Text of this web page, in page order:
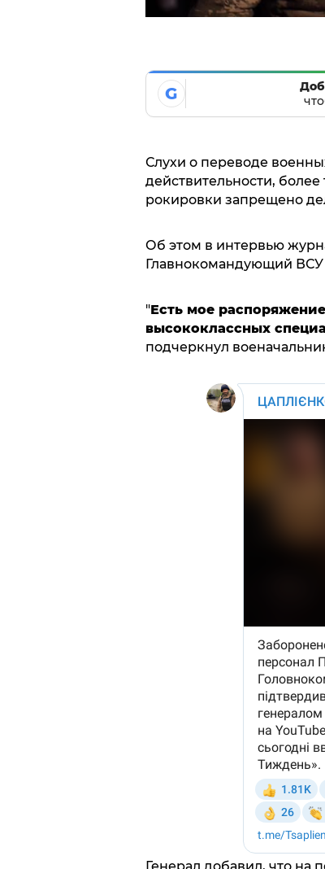
G
Слухи о переводе
действительности,
рокировки запрещено
Об этом в интервью
Главнокомандующий
"Есть мое
высококлассных
подчеркнул